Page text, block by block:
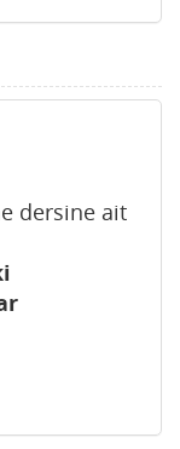
dersine ait